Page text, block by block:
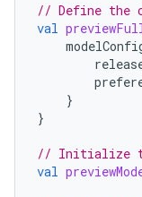
// Define the
val
}
}
// Initialize
val